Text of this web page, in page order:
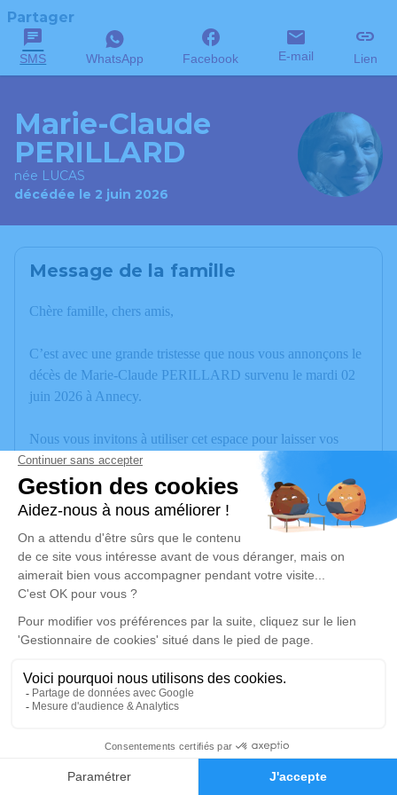
Faire-part Hommages
Partager
SMS WhatsApp Facebook E-mail Lien
Marie-Claude
PERILLARD
née LUCAS
décédée le 2 juin 2026
Message de la famille
Chère famille, chers amis,
C’est avec une grande tristesse que nous vous annonçons le
décès de Marie-Claude PERILLARD survenu le mardi 02
juin 2026 à Annecy.
Nous vous invitons à utiliser cet espace pour laisser vos
condoléances, partager des photos souvenirs, une anecdote
ou exprimer vos pensées à travers des poèmes ou des textes.
Cet endroit est un lieu d'expression dédié à honorer la
Un service de plantation d’arbre hommage est
disponible ici.
Je rends hommage
Cérémonie
samedi 06 juin 2026 à 09h00
74330 La Balme de Sillingy